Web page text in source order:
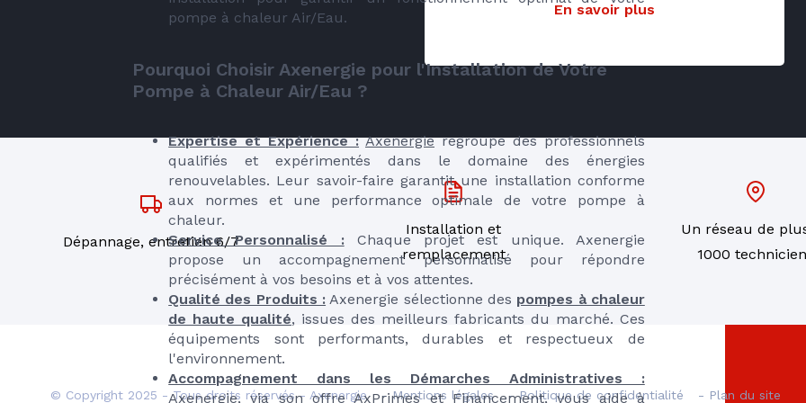
pompe à chaleur Air/Eau.
Pourquoi Choisir Axenergie pour l'Installation de Votre
Pompe à Chaleur Air/Eau ?
Expertise et Expérience : Axenergieregroupe des professionnels
qualifiés et expérimentés dans le domaine des énergies
renouvelables. Leur savoir-faire garantit une installation conforme
aux normes et une performance optimale de votre pompe à
chaleur.
Service Personnalisé :Chaque projet est unique. Axenergie
propose un accompagnement personnalisé pour répondre
précisément à vos besoins et à vos attentes.
Qualité des Produits : Axenergie sélectionne des pompes à chaleur
de haute qualité, issues des meilleurs fabricants du marché. Ces
équipements sont performants, durables et respectueux de
l'environnement.
Accompagnement dans les Démarches Administratives :
Axenergie, via son offre AxPrimes et Financement, vous aide à
En savoir plus
Dépannage, entretien 6/7
Installation et
remplacement
Un réseau de
1000
© Copyright 2025 - Tous droits réservés - Axenergie - Mentions légales - Politique de confidentialité - Plan du site